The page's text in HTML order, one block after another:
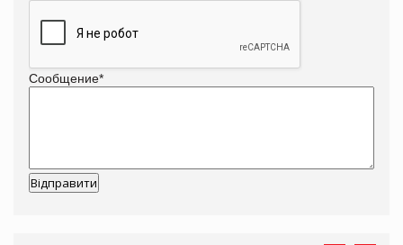
Сообщение*